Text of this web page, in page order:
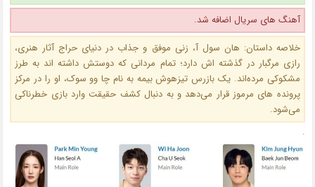
آهنگ های سریال اضافه شد.
خلاصه داستان: هان سول‌ آ، زنی موفق و جذاب در دنیای حراج آثار هنری،
رازی مرگبار در گذشته‌ اش دارد؛ تمام مردانی که دوستش داشته‌ اند به طرز
مشکوکی مرده‌اند. یک بازرس تیزهوش بیمه به نام چا وو‌ سوک، او را در مرکز
پرونده‌ های مرموز قرار می‌دهد و به دنبال کشف حقیقت وارد بازی خطرناکی
می‌شود.
.